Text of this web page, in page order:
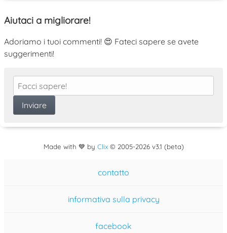
Aiutaci a migliorare!
Adoriamo i tuoi commenti! 😍 Fateci sapere se avete
suggerimenti!
Made with 💙 by Clix© 2005-2026 v3.1 (beta)
contatto
informativa sulla privacy
facebook